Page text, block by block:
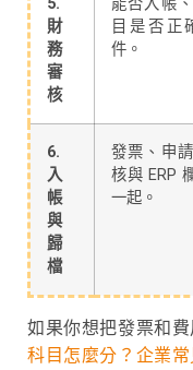
5.
財
務
審
核
能否入帳
目是否正
件。
6.
入
帳
與
歸
檔
發票、申
核與 ERP
一起。
如果你想把發票和
科目怎麼分？企業